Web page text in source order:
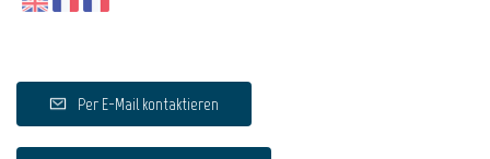
Per E-Mail kontaktieren